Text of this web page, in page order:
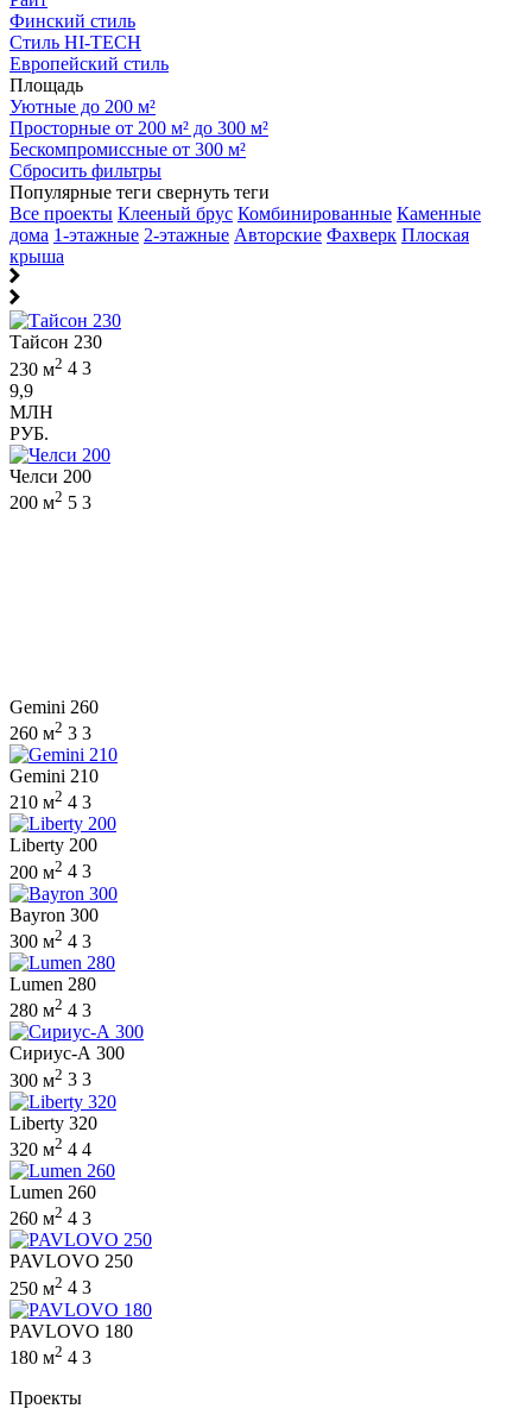
Финский стиль
Стиль HI-TECH
Европейский стиль
Площадь
Уютные до 200 м²
Просторные от 200 м² до 300 м²
Бескомпромиссные от 300 м²
Сбросить фильтры
Популярные теги свернуть теги
Все проекты Клееный брус Комбинированные Каменные
дома 1-этажные 2-этажные Авторские Фахверк Плоская
крыша
Тайсон 230
230 м2 4 3
9,9
МЛН
РУБ.
Челси 200
200 м2 5 3
Gemini 260
260 м2 3 3
Gemini 210
210 м2 4 3
Liberty 200
200 м2 4 3
Bayron 300
300 м2 4 3
Lumen 280
280 м2 4 3
Сириус-А 300
300 м2 3 3
Liberty 320
320 м2 4 4
Lumen 260
260 м2 4 3
PAVLOVO 250
250 м2 4 3
PAVLOVO 180
180 м2 4 3
Проекты